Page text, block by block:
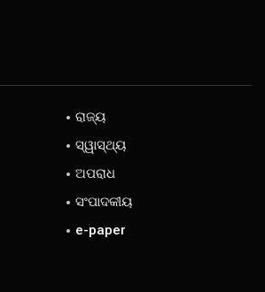
ରାଜ୍ୟ
ସ୍ୱାସ୍ଥ୍ୟ
ଅପରାଧ
ସଂପାଦକୀୟ
e-paper